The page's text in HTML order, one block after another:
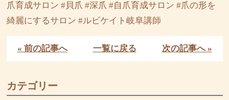
爪育成サロン #貝爪 #深爪 #自爪育成サロン #爪の形を
綺麗にするサロン #ルビケイト岐阜講師
« 前の記事へ 一覧に戻る 次の記事へ »
カテゴリー